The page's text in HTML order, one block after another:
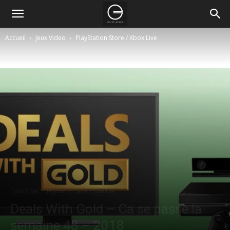
Accueil Jeux Video PlayStation Store / Xbox Live
PlayStation Store / Xbox Live
Deals With Gold – Ca se passe la
semaine 48 – 2018